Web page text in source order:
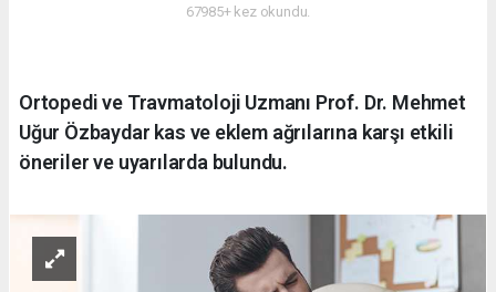
67985+ kez okundu.
Ortopedi ve Travmatoloji Uzmanı Prof. Dr. Mehmet
Uğur Özbaydar kas ve eklem ağrılarına karşı etkili
öneriler ve uyarılarda bulundu.